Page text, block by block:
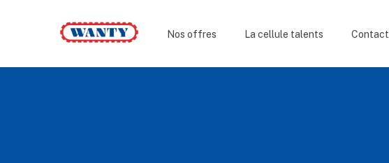
Wanty
Nos offres La cellule talents Contact